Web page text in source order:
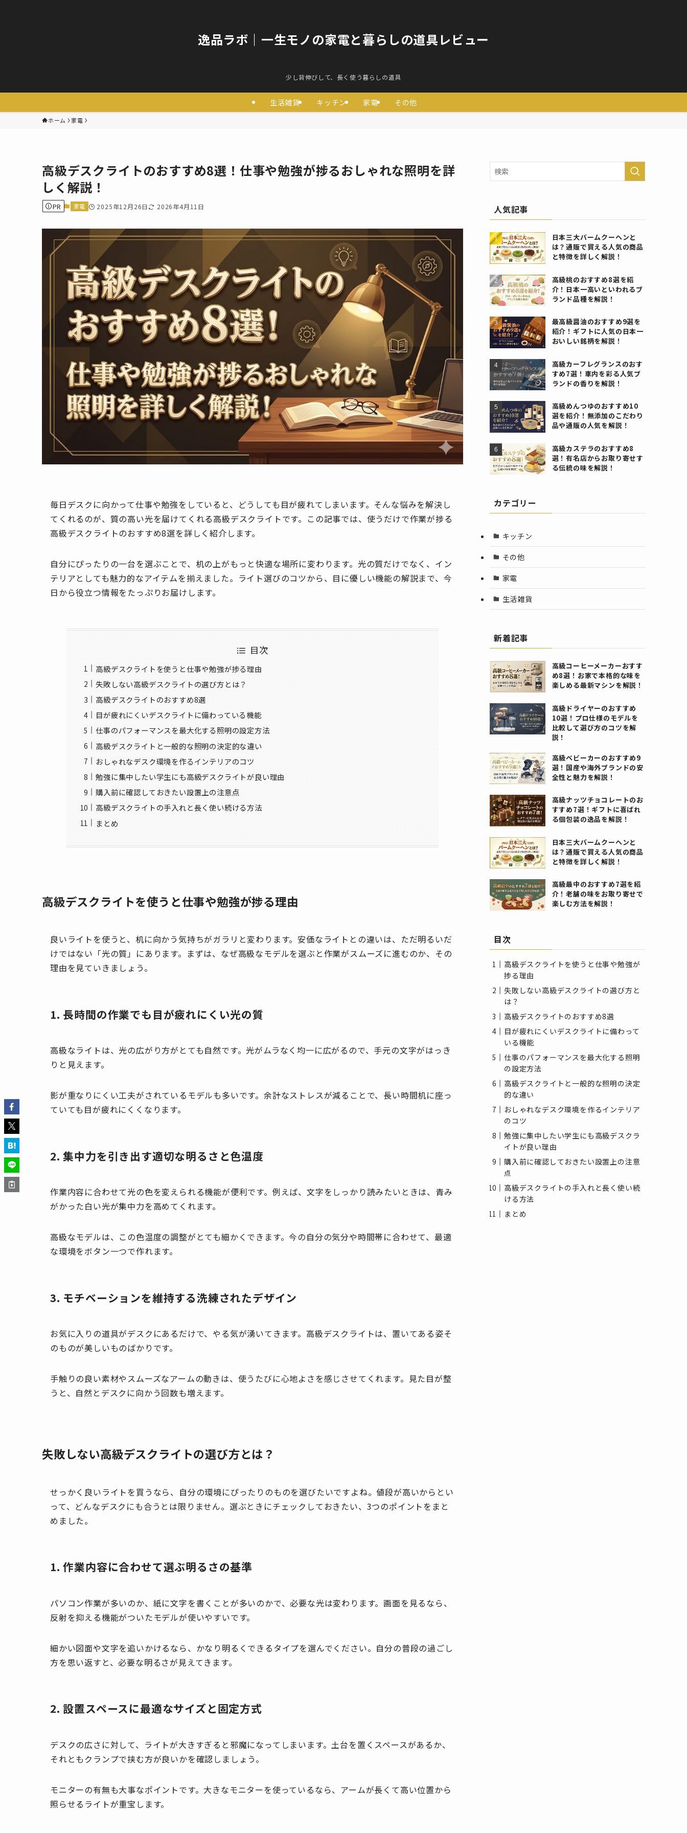
逸品ラボ｜一生モノの家電と暮らしの道具レビュー
少し背伸びして、長く使う暮らしの道具
生活雑貨 キッチン 家電 その他
ホーム 家電
高級デスクライトのおすすめ8選！仕事や勉強が捗るおしゃれな照明を詳
しく解説！
PR 家電 2025年12月26日 2026年4月11日
毎日デスクに向かって仕事や勉強をしていると、どうしても目が疲れてしまいます。そんな悩みを解決し
てくれるのが、質の高い光を届けてくれる高級デスクライトです。この記事では、使うだけで作業が捗る
高級デスクライトのおすすめ8選を詳しく紹介します。
自分にぴったりの一台を選ぶことで、机の上がもっと快適な場所に変わります。光の質だけでなく、イン
テリアとしても魅力的なアイテムを揃えました。ライト選びのコツから、目に優しい機能の解説まで、今
日から役立つ情報をたっぷりお届けします。
目次
高級デスクライトを使うと仕事や勉強が捗る理由
失敗しない高級デスクライトの選び方とは？
高級デスクライトのおすすめ8選
目が疲れにくいデスクライトに備わっている機能
仕事のパフォーマンスを最大化する照明の設定方法
高級デスクライトと一般的な照明の決定的な違い
おしゃれなデスク環境を作るインテリアのコツ
勉強に集中したい学生にも高級デスクライトが良い理由
購入前に確認しておきたい設置上の注意点
高級デスクライトの手入れと長く使い続ける方法
まとめ
高級デスクライトを使うと仕事や勉強が捗る理由
良いライトを使うと、机に向かう気持ちがガラリと変わります。安価なライトとの違いは、ただ明るいだ
けではない「光の質」にあります。まずは、なぜ高級なモデルを選ぶと作業がスムーズに進むのか、その
理由を見ていきましょう。
1. 長時間の作業でも目が疲れにくい光の質
高級なライトは、光の広がり方がとても自然です。光がムラなく均一に広がるので、手元の文字がはっき
りと見えます。
影が重なりにくい工夫がされているモデルも多いです。余計なストレスが減ることで、長い時間机に座っ
ていても目が疲れにくくなります。
2. 集中力を引き出す適切な明るさと色温度
作業内容に合わせて光の色を変えられる機能が便利です。例えば、文字をしっかり読みたいときは、青み
がかった白い光が集中力を高めてくれます。
高級なモデルは、この色温度の調整がとても細かくできます。今の自分の気分や時間帯に合わせて、最適
な環境をボタン一つで作れます。
3. モチベーションを維持する洗練されたデザイン
お気に入りの道具がデスクにあるだけで、やる気が湧いてきます。高級デスクライトは、置いてある姿そ
のものが美しいものばかりです。
手触りの良い素材やスムーズなアームの動きは、使うたびに心地よさを感じさせてくれます。見た目が整
うと、自然とデスクに向かう回数も増えます。
失敗しない高級デスクライトの選び方とは？
せっかく良いライトを買うなら、自分の環境にぴったりのものを選びたいですよね。値段が高いからとい
って、どんなデスクにも合うとは限りません。選ぶときにチェックしておきたい、3つのポイントをまと
めました。
1. 作業内容に合わせて選ぶ明るさの基準
パソコン作業が多いのか、紙に文字を書くことが多いのかで、必要な光は変わります。画面を見るなら、
反射を抑える機能がついたモデルが使いやすいです。
細かい図面や文字を追いかけるなら、かなり明るくできるタイプを選んでください。自分の普段の過ごし
方を思い返すと、必要な明るさが見えてきます。
2. 設置スペースに最適なサイズと固定方式
デスクの広さに対して、ライトが大きすぎると邪魔になってしまいます。土台を置くスペースがあるか、
それともクランプで挟む方が良いかを確認しましょう。
モニターの有無も大事なポイントです。大きなモニターを使っているなら、アームが長くて高い位置から
照らせるライトが重宝します。
人気記事
日本三大バームクーヘンと
は？通販で買える人気の商品
と特徴を詳しく解説！
高級桃のおすすめ8選を紹
介！日本一高いといわれるブ
ランド品種を解説！
最高級醤油のおすすめ9選を
紹介！ギフトに人気の日本一
おいしい銘柄を解説！
高級カーフレグランスのおす
すめ7選！車内を彩る人気ブ
ランドの香りを解説！
高級めんつゆのおすすめ10
選を紹介！無添加のこだわり
品や通販の人気を解説！
高級カステラのおすすめ8
選！有名店からお取り寄せす
る伝統の味を解説！
カテゴリー
キッチン
その他
家電
生活雑貨
新着記事
高級コーヒーメーカーおすす
め8選！お家で本格的な味を
楽しめる最新マシンを解説！
高級ドライヤーのおすすめ
10選！プロ仕様のモデルを
比較して選び方のコツを解
説！
高級ベビーカーのおすすめ9
選！国産や海外ブランドの安
全性と魅力を解説！
高級ナッツチョコレートのお
すすめ7選！ギフトに喜ばれ
る個包装の逸品を解説！
日本三大バームクーヘンと
は？通販で買える人気の商品
と特徴を詳しく解説！
高級最中のおすすめ7選を紹
介！老舗の味をお取り寄せで
楽しむ方法を解説！
目次
高級デスクライトを使うと仕事や勉強が
捗る理由
失敗しない高級デスクライトの選び方と
は？
高級デスクライトのおすすめ8選
目が疲れにくいデスクライトに備わって
いる機能
仕事のパフォーマンスを最大化する照明
の設定方法
高級デスクライトと一般的な照明の決定
的な違い
おしゃれなデスク環境を作るインテリア
のコツ
勉強に集中したい学生にも高級デスクラ
イトが良い理由
購入前に確認しておきたい設置上の注意
点
高級デスクライトの手入れと長く使い続
ける方法
まとめ